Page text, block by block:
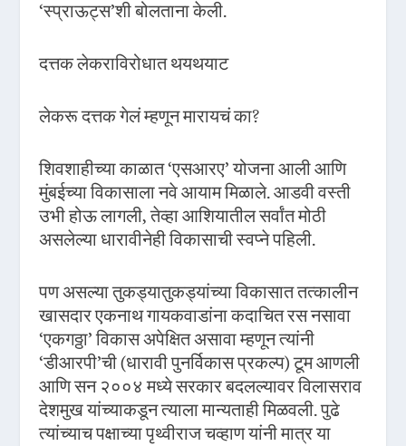
‘स्प्राऊट्स’शी बोलताना केली.
दत्तक लेकराविरोधात थयथयाट
लेकरू दत्तक गेलं म्हणून मारायचं का?
शिवशाहीच्या काळात ‘एसआरए’ योजना आली आणि
मुंबईच्या विकासाला नवे आयाम मिळाले. आडवी वस्ती
उभी होऊ लागली, तेव्हा आशियातील सर्वांत मोठी
असलेल्या धारावीनेही विकासाची स्वप्ने पहिली.
पण असल्या तुकड्यातुकड्यांच्या विकासात तत्कालीन
खासदार एकनाथ गायकवाडांना कदाचित रस नसावा
‘एकगठ्ठा’ विकास अपेक्षित असावा म्हणून त्यांनी
‘डीआरपी’ची (धारावी पुनर्विकास प्रकल्प) टूम आणली
आणि सन २००४ मध्ये सरकार बदलल्यावर विलासराव
देशमुख यांच्याकडून त्याला मान्यताही मिळवली. पुढे
त्यांच्याच पक्षाच्या पृथ्वीराज चव्हाण यांनी मात्र या